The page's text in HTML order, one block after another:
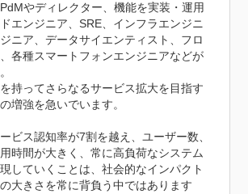
やディレクター、機能を実装・運用
エンジニア、SRE、インフラエンジニ
ニア、データサイエンティスト、フロ
各種スマートフォンエンジニアなどが
持ってさらなるサービス拡大を目指す
増強を急いでいます。
ビス認知率が7割を越え、ユーザー数、
時間が大きく、常に高負荷なシステム
していくことは、社会的なインパクト
大きさを常に背負う中ではあります